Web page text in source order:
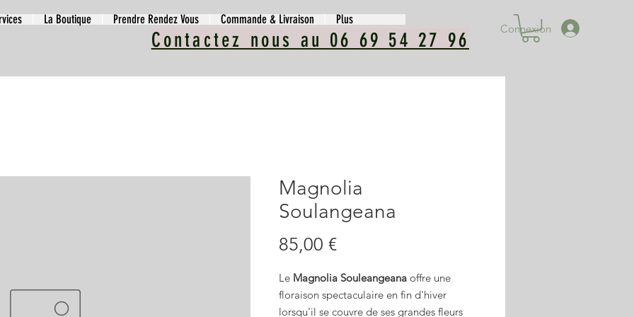
La Boutique Prendre Rendez Vous Commande & Livraison Plus
Connexion
Contactez nous au 06 69 54 27 96
Magnolia
Soulangeana
85,00 €Prix
Le Magnolia Souleangeana offre une
floraison spectaculaire en fin d'hiver
lorsqu'il se couvre de ses grandes fleurs